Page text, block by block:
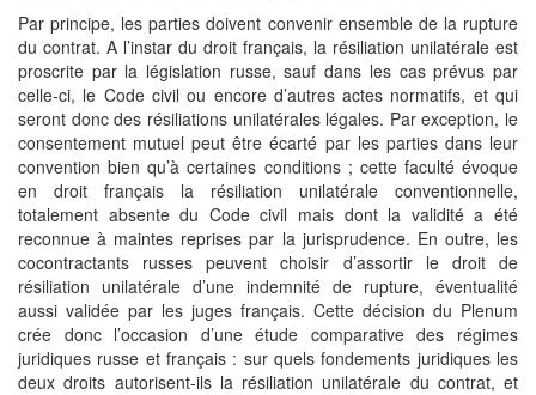
Par principe, les parties doivent convenir ensemble de la rupture
du contrat. A l’instar du droit français, la résiliation unilatérale est
proscrite par la législation russe, sauf dans les cas prévus par
celle-ci, le Code civil ou encore d’autres actes normatifs, et qui
seront donc des résiliations unilatérales légales. Par exception, le
consentement mutuel peut être écarté par les parties dans leur
convention bien qu’à certaines conditions ; cette faculté évoque
en droit français la résiliation unilatérale conventionnelle,
totalement absente du Code civil mais dont la validité a été
reconnue à maintes reprises par la jurisprudence. En outre, les
cocontractants russes peuvent choisir d’assortir le droit de
résiliation unilatérale d’une indemnité de rupture, éventualité
aussi validée par les juges français. Cette décision du Plenum
crée donc l’occasion d’une étude comparative des régimes
juridiques russe et français : sur quels fondements juridiques les
deux droits autorisent-ils la résiliation unilatérale du contrat, et